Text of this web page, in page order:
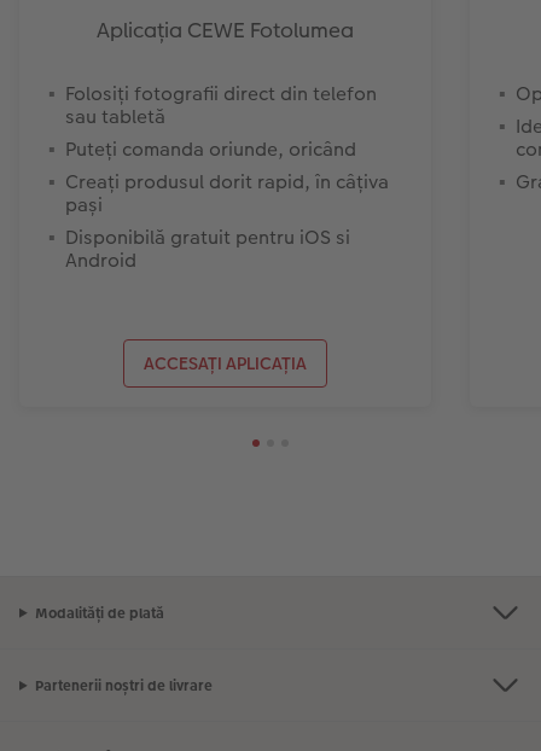
Aplicația CEWE Fotolumea
Folosiți fotografii direct din telefon
sau tabletă
Puteți comanda oriunde, oricând
Creați produsul dorit rapid, în câțiva
pași
Disponibilă gratuit pentru iOS si
Android
ACCESAȚI APLICAȚIA
Modalități de plată
Partenerii noștri de livrare